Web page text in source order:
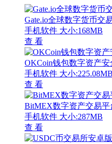
Gate.io全球数字货币交
手机软件 大小:168MB
查 看
OKCoin钱包数字资产安
手机软件 大小:225.08MB
查 看
BitMEX数字资产交易平
手机软件 大小:287MB
查 看